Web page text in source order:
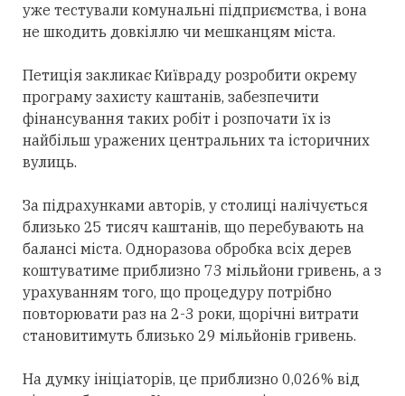
уже тестували комунальні підприємства, і вона
не шкодить довкіллю чи мешканцям міста.
Петиція закликає Київраду розробити окрему
програму захисту каштанів, забезпечити
фінансування таких робіт і розпочати їх із
найбільш уражених центральних та історичних
вулиць.
За підрахунками авторів, у столиці налічується
близько 25 тисяч каштанів, що перебувають на
балансі міста. Одноразова обробка всіх дерев
коштуватиме приблизно 73 мільйони гривень, а з
урахуванням того, що процедуру потрібно
повторювати раз на 2-3 роки, щорічні витрати
становитимуть близько 29 мільйонів гривень.
На думку ініціаторів, це приблизно 0,026% від